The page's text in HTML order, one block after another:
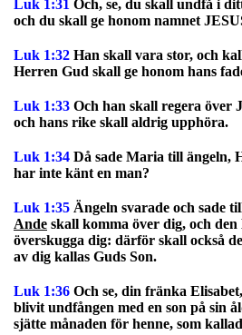
Luk 1:31 Och, se, du skall undfå i
och du skall ge honom namnet
Luk 1:32 Han skall vara stor, och
Herren Gud skall ge honom hans
Luk 1:33 Och han skall regera över
och hans rike skall aldrig upphöra.
Luk 1:34 Då sade Maria till ängeln,
har inte känt en man?
Luk 1:35 Ängeln svarade och sade
Ande skall komma över dig, och den
överskugga dig: därför skall också
av dig kallas Guds Son.
Luk 1:36 Och se, din fränka
blivit undfången med en son på sin
sjätte månaden för henne, som